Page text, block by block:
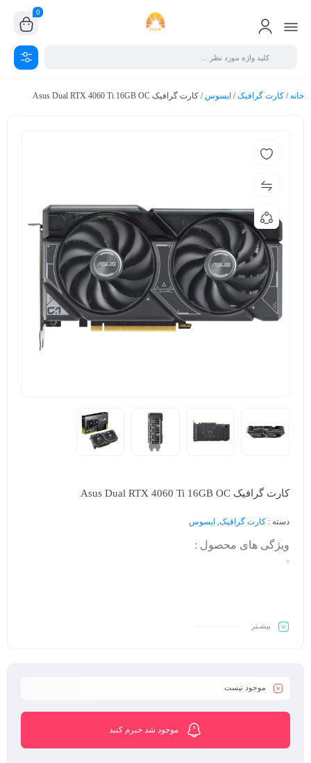
0
خانه/ کارت گرافیک/ ایسوس/ کارت گرافیک Asus Dual RTX 4060 Ti 16GB OC
کارت گرافیک Asus Dual RTX 4060 Ti 16GB OC
دسته : کارت گرافیک, ایسوس
ویژگی های محصول :
بیشـتر
موجود نیست
موجود شد خبرم کنید